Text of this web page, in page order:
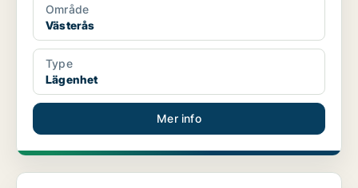
Område
Västerås
Type
Lägenhet
Mer info
Lägenhet i Västerås